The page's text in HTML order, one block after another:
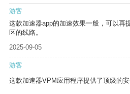
游客
这款加速器app的加速效果一般，可以再
区的线路。
2025-09-05
游客
这款加速器VPM应用程序提供了顶级的安